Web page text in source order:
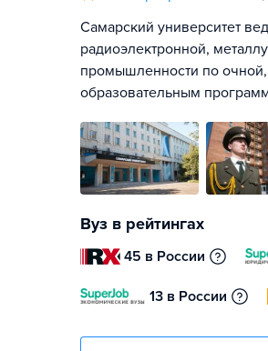
Самарский университет
радиоэлектронной,
промышленности по
образовательным
Вуз в рейтингах
45 в России
13 в России